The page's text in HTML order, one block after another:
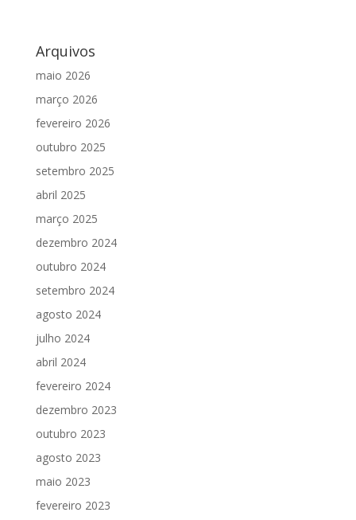
Arquivos
maio 2026
março 2026
fevereiro 2026
outubro 2025
setembro 2025
abril 2025
março 2025
dezembro 2024
outubro 2024
setembro 2024
agosto 2024
julho 2024
abril 2024
fevereiro 2024
dezembro 2023
outubro 2023
agosto 2023
maio 2023
fevereiro 2023